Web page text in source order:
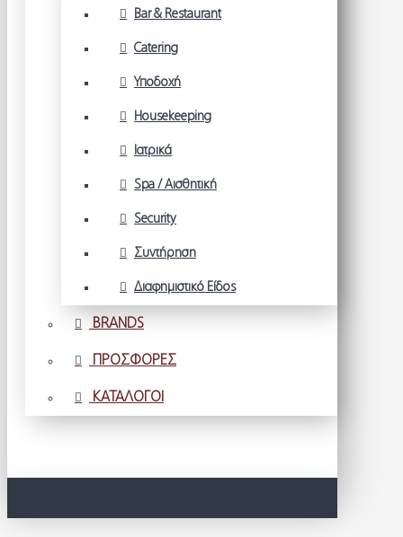
Bar & Restaurant
Catering
Υποδοχή
Housekeeping
Ιατρικά
Spa / Αισθητική
Security
Συντήρηση
Διαφημιστικό Είδος
BRANDS
ΠΡΟΣΦΟΡΕΣ
ΚΑΤΑΛΟΓΟΙ